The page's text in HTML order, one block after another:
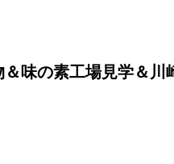
味の素工場見学＆川